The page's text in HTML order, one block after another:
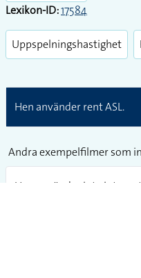
Lexikon-ID:17584
Uppspelningshastighet
Hen använder rent ASL.
Andra exempelfilmer som
Hen använder inte